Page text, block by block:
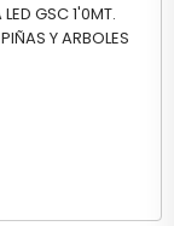
GSC 1'0MT.
Y ARBOLES